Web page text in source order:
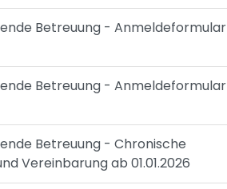
Betreuung - Anmeldeformular
Betreuung - Anmeldeformular
Betreuung - Chronische
Vereinbarung ab 01.01.2026